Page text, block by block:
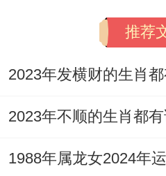
七月（戊申月）：财星
来合我」之象，求财
兼职、副业或跨界合
争，需亲力亲为，申
推荐